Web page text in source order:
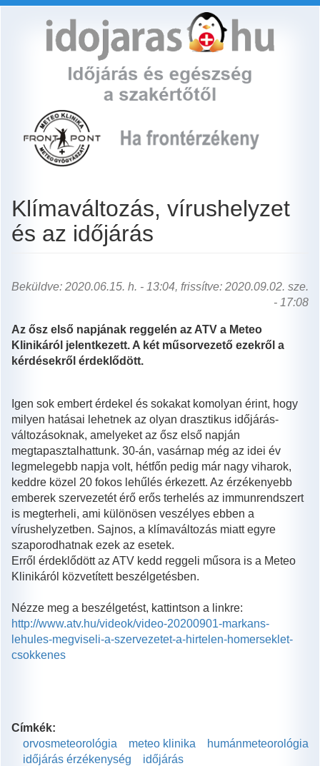
Klímaváltozás, vírushelyzet
és az időjárás
Beküldve: 2020.06.15. h. - 13:04, frissítve: 2020.09.02. sze.
- 17:08
Az ősz első napjának reggelén az ATV a Meteo
Klinikáról jelentkezett. A két műsorvezető ezekről a
kérdésekről érdeklődött.
Igen sok embert érdekel és sokakat komolyan érint, hogy
milyen hatásai lehetnek az olyan drasztikus időjárás-
változásoknak, amelyeket az ősz első napján
megtapasztalhattunk. 30-án, vasárnap még az idei év
legmelegebb napja volt, hétfőn pedig már nagy viharok,
keddre közel 20 fokos lehűlés érkezett. Az érzékenyebb
emberek szervezetét érő erős terhelés az immunrendszert
is megterheli, ami különösen veszélyes ebben a
vírushelyzetben. Sajnos, a klímaváltozás miatt egyre
szaporodhatnak ezek az esetek.
Erről érdeklődött az ATV kedd reggeli műsora is a Meteo
Klinikáról közvetített beszélgetésben.
Nézze meg a beszélgetést, kattintson a linkre:
http://www.atv.hu/videok/video-20200901-markans-
lehules-megviseli-a-szervezetet-a-hirtelen-homerseklet-
csokkenes
Címkék:
orvosmeteorológia
meteo klinika
humánmeteorológia
időjárás érzékenység
időjárás